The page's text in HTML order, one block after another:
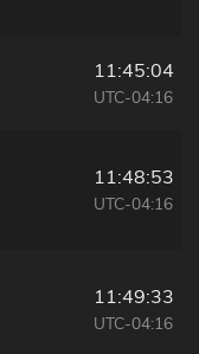
11:45:04
UTC-04:16
11:48:53
UTC-04:16
11:49:33
UTC-04:16